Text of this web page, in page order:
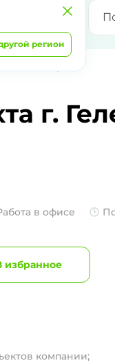
регион
г.
в офисе
избранное
компании;